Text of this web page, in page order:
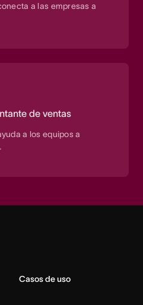
a las empresas a
de ventas
a los equipos a
Casos de uso